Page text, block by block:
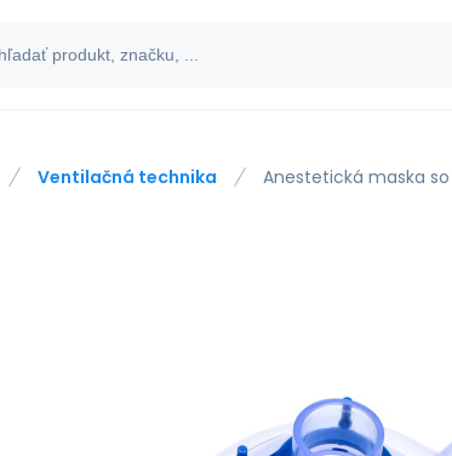
Ventilačná technika Anestetická maska